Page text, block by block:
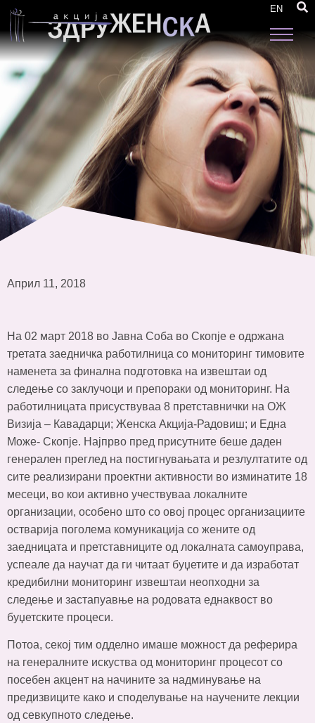
EN
финализација на извештаи од мониторинг
Април 11, 2018
На 02 март 2018 во Јавна Соба во Скопје е одржана
третата заедничка работилница со мониторинг тимовите
наменета за финална подготовка на извештаи од
следење со заклучоци и препораки од мониторинг. На
работилницата присуствуваа 8 претставнички на ОЖ
Визија – Кавадарци; Женска Акција-Радовиш; и Една
Може- Скопје. Најпрво пред присутните беше даден
генерален преглед на постигнувањата и резлултатите од
сите реализирани проектни активности во изминатите 18
месеци, во кои активно учествуваа локалните
организации, особено што со овој процес организациите
остварија поголема комуникација со жените од
заедницата и претставниците од локалната самоуправа,
успеале да научат да ги читаат буџетите и да изработат
кредибилни мониторинг извештаи неопходни за
следење и застапуавње на родовата еднаквост во
буџетските процеси.
Потоа, секој тим одделно имаше можност да реферира
на генералните искуства од мониторинг процесот со
посебен акцент на начините за надминување на
предизвиците како и споделување на научените лекции
од севкупното следење.